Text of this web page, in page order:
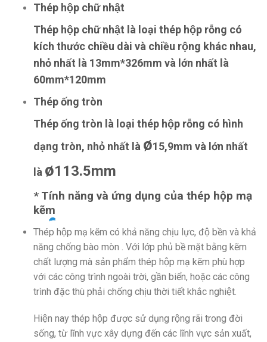
Thép hộp chữ nhật
Thép hộp chữ nhật là loại thép hộp rỗng có
kích thước chiều dài và chiều rộng khác nhau,
nhỏ nhất là 13mm*326mm và lớn nhất là
60mm*120mm
Thép ống tròn
Thép ống tròn là loại thép hộp rỗng có hình
dạng tròn, nhỏ nhất là ø15,9mm và lớn nhất
là ø113.5mm
* Tính năng và ứng dụng của thép hộp mạ
kẽm
Thép hộp mạ kẽm có khả năng chịu lực, độ bền và khả
năng chống bào mòn . Với lớp phủ bề mặt bằng kẽm
chất lượng mà sản phẩm thép hộp mạ kẽm phù hợp
với các công trình ngoài trời, gần biển, hoặc các công
trình đặc thù phải chống chịu thời tiết khắc nghiệt.
Hiện nay thép hộp được sử dụng rộng rãi trong đời
sống, từ lĩnh vực xây dựng đến các lĩnh vực sản xuất,